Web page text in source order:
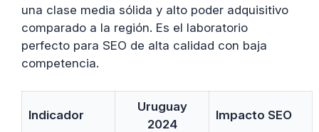
una clase media sólida y alto poder adquisitivo
comparado a la región. Es el laboratorio
perfecto para SEO de alta calidad con baja
competencia.
Indicador
Uruguay
2024
Impacto SEO